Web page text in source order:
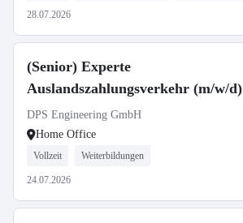
28.07.2026
(Senior) Experte
Auslandszahlungsverkehr (m/w/d)
DPS Engineering GmbH
Home Office
Vollzeit Weiterbildungen
24.07.2026